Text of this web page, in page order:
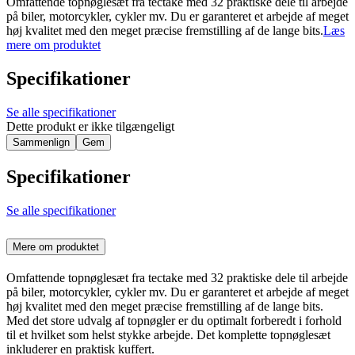
på biler, motorcykler, cykler mv. Du er garanteret et arbejde af meget
høj kvalitet med den meget præcise fremstilling af de lange bits.Læs
mere om produktet
Specifikationer
Se alle specifikationer
Dette produkt er ikke tilgængeligt
Sammenlign Gem
Specifikationer
Se alle specifikationer
Mere om produktet
Omfattende topnøglesæt fra tectake med 32 praktiske dele til arbejde
på biler, motorcykler, cykler mv. Du er garanteret et arbejde af meget
høj kvalitet med den meget præcise fremstilling af de lange bits.
Med det store udvalg af topnøgler er du optimalt forberedt i forhold
til et hvilket som helst stykke arbejde. Det komplette topnøglesæt
inkluderer en praktisk kuffert.